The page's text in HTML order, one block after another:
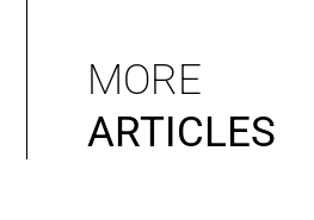
MORE
ARTICLES